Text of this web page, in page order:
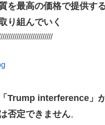
を最高の価格で提供す
り組んでいく
Trump interference」
否定できません。